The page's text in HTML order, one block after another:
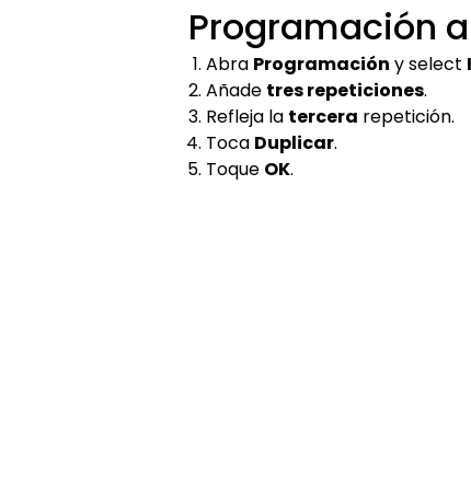
Programación
Abra Programación y select
Añade tres repeticiones.
Refleja la tercera repetición.
Toca Duplicar.
Toque OK.